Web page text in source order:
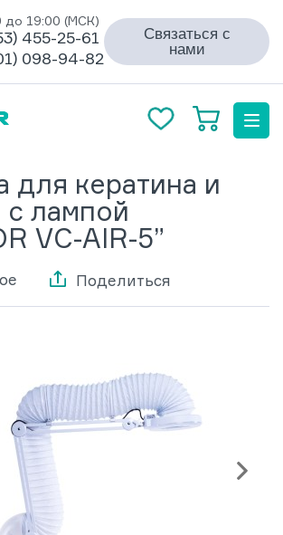
до 19:00 (МСК)
455-25-61
098-94-82
Связаться с
нами
для кератина и
с лампой
VC-AIR-5”
Поделиться